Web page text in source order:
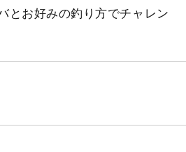
とお好みの釣り方でチャレン